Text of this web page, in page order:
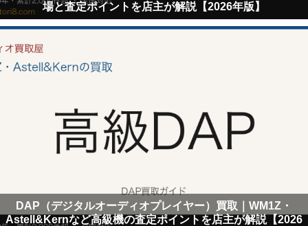
場と査定ポイントを店主が解説【2026年版】
DAP（デジタルオーディオプレイヤー）買取｜WM1Z・
Astell&Kernなど高級機の査定ポイントを店主が解説【2026